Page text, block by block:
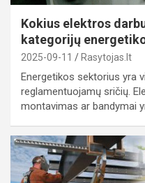
Kokius elektros
kategorijų
2025-09-11 Rasytojas.lt
Energetikos sektorius yra
reglamentuojamų sričių.
montavimas ar bandymai